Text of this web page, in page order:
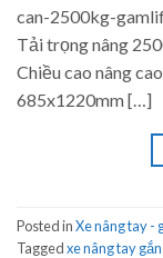
can-2500kg-
Tải trọng nâng
Chiều cao nâng
685x1220mm […]
Posted inXe nâng tay -
Taggedxe nâng tay